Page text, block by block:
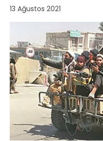
13 Ağustos 2021